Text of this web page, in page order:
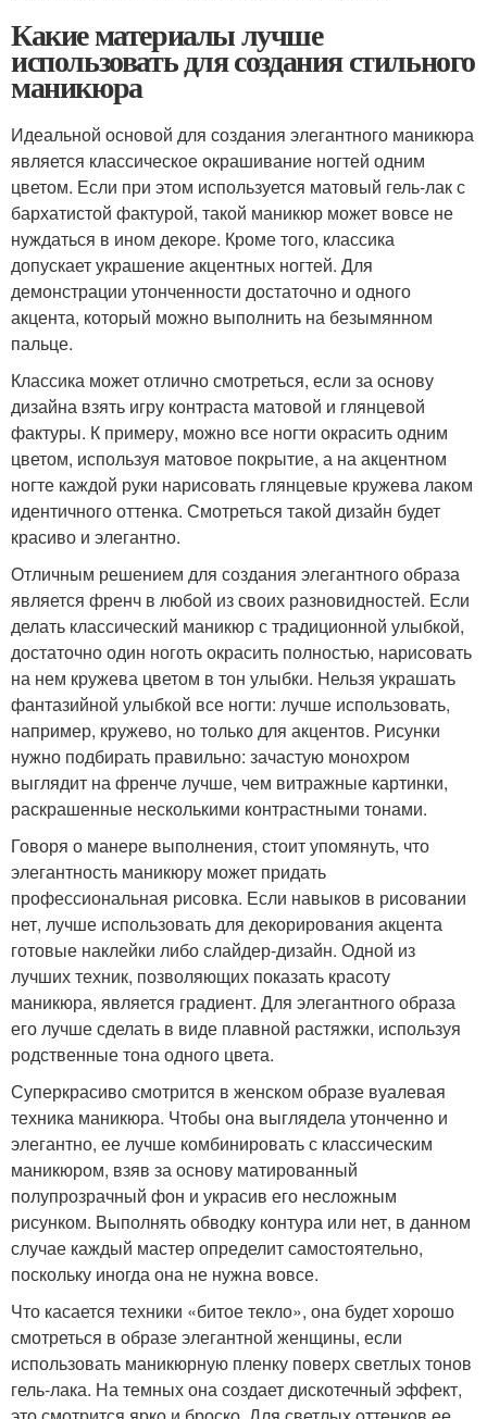
Какие материалы лучше
использовать для создания стильного
маникюра
Идеальной основой для создания элегантного маникюра
является классическое окрашивание ногтей одним
цветом. Если при этом используется матовый гель-лак с
бархатистой фактурой, такой маникюр может вовсе не
нуждаться в ином декоре. Кроме того, классика
допускает украшение акцентных ногтей. Для
демонстрации утонченности достаточно и одного
акцента, который можно выполнить на безымянном
пальце.
Классика может отлично смотреться, если за основу
дизайна взять игру контраста матовой и глянцевой
фактуры. К примеру, можно все ногти окрасить одним
цветом, используя матовое покрытие, а на акцентном
ногте каждой руки нарисовать глянцевые кружева лаком
идентичного оттенка. Смотреться такой дизайн будет
красиво и элегантно.
Отличным решением для создания элегантного образа
является френч в любой из своих разновидностей. Если
делать классический маникюр с традиционной улыбкой,
достаточно один ноготь окрасить полностью, нарисовать
на нем кружева цветом в тон улыбки. Нельзя украшать
фантазийной улыбкой все ногти: лучше использовать,
например, кружево, но только для акцентов. Рисунки
нужно подбирать правильно: зачастую монохром
выглядит на френче лучше, чем витражные картинки,
раскрашенные несколькими контрастными тонами.
Говоря о манере выполнения, стоит упомянуть, что
элегантность маникюру может придать
профессиональная рисовка. Если навыков в рисовании
нет, лучше использовать для декорирования акцента
готовые наклейки либо слайдер-дизайн. Одной из
лучших техник, позволяющих показать красоту
маникюра, является градиент. Для элегантного образа
его лучше сделать в виде плавной растяжки, используя
родственные тона одного цвета.
Суперкрасиво смотрится в женском образе вуалевая
техника маникюра. Чтобы она выглядела утонченно и
элегантно, ее лучше комбинировать с классическим
маникюром, взяв за основу матированный
полупрозрачный фон и украсив его несложным
рисунком. Выполнять обводку контура или нет, в данном
случае каждый мастер определит самостоятельно,
поскольку иногда она не нужна вовсе.
Что касается техники «битое текло», она будет хорошо
смотреться в образе элегантной женщины, если
использовать маникюрную пленку поверх светлых тонов
гель-лака. На темных она создает дискотечный эффект,